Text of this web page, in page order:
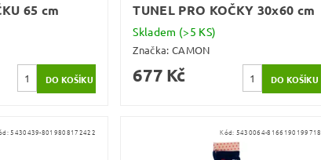
65 cm TUNEL PRO KOČKY 30x60 cm
Skladem (>5 KS)
Značka:CAMON
677 Kč
5430439-8019808172422 Kód: 5430064-8166190199718